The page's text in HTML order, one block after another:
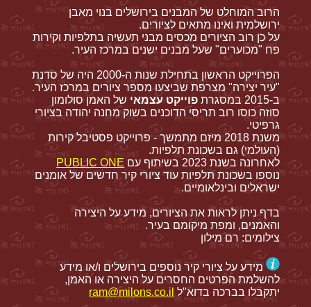
הרוב המוחלט של המבנים בירושלים בנוי מאבן
ירושלמית ואינו מתאים לציורים.
על כן רוב הציורים מכסים מבני תעשיה בתלפיות וקירות
פח "מכוערים" שעל מבנים ישנים במרכז העיר.
הפרוייקט הראשון בתחילת שנות ה-2000 היה של סדנת
"עיר יצירה" מצרפת שביצעו מספר ציורים במרכז העיר.
ב-2015 במסגרת
פוייקט עצמאי של האמן סולומון
סוזה כוסו רוב תריסי הדוכנים בשוק מחנה יהודה בציורי
גרפיטי.
משנת 2018 מיזם מתמשך - פרוייקט פסטיבל קירות
(העולמי) גם בשכונת תלפיות.
לאחרונה בשנת 2023 בשיתוף עם
PUBLIC ONE
נוספו בשכונת תלפיות עוד ציורי קיר חדשים של אומנים
ישראלים ובינלאומיים.
בדף ניתן לראות את הציורים, מידע על היצירה
והאמנים, ומפת מיקומם בעיר.
צילומים: רם מילון
מידע על ציורי קיר נוספים בירושלים ו/או מידע
להשלמת הפרטים החסרים על היצירה או האמן,
יתקבלו בברכה בדוא"ל ram@milons.co.il